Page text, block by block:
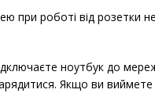
при роботі від розетки
ноутбук до
Якщо ви